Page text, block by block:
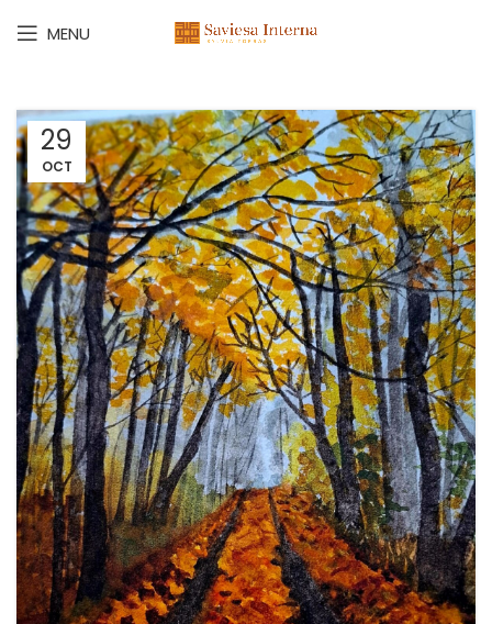
MENU
29
OCT